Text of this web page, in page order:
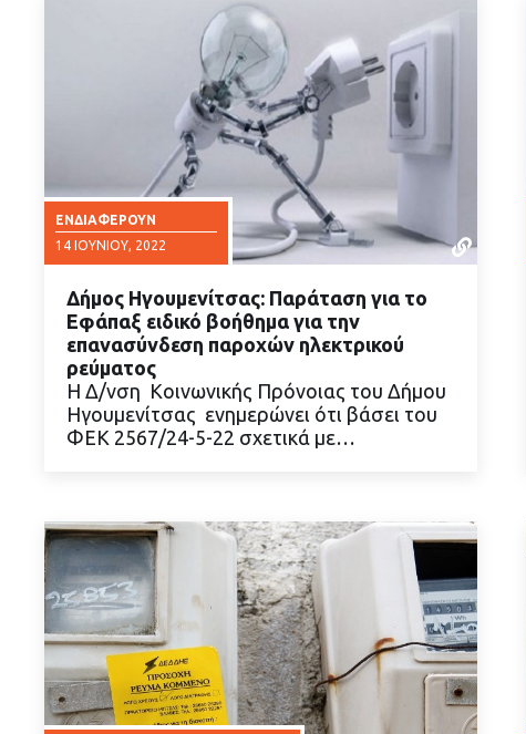
ΕΝΔΙΑΦΈΡΟΥΝ
14 ΙΟΥΝΊΟΥ, 2022
ΔΙΑΒΑΣΤΕ ΠΕΡΙΣΣΟΤΕΡΑ
Δήμος Ηγουμενίτσας: Παράταση για το
Εφάπαξ ειδικό βοήθημα για την
επανασύνδεση παροχών ηλεκτρικού
ρεύματος
Η Δ/νση Κοινωνικής Πρόνοιας του Δήμου
Ηγουμενίτσας ενημερώνει ότι βάσει του
ΦΕΚ 2567/24-5-22 σχετικά με…